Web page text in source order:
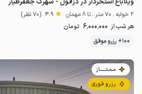
2 خوابه . 70 متر . تا 8 مهمان 4.9 (70 نظر)
هر شب از 6٬000٬000 تومان
100+ رزرو موفق
مـمـتــــــاز
رزرو فوری